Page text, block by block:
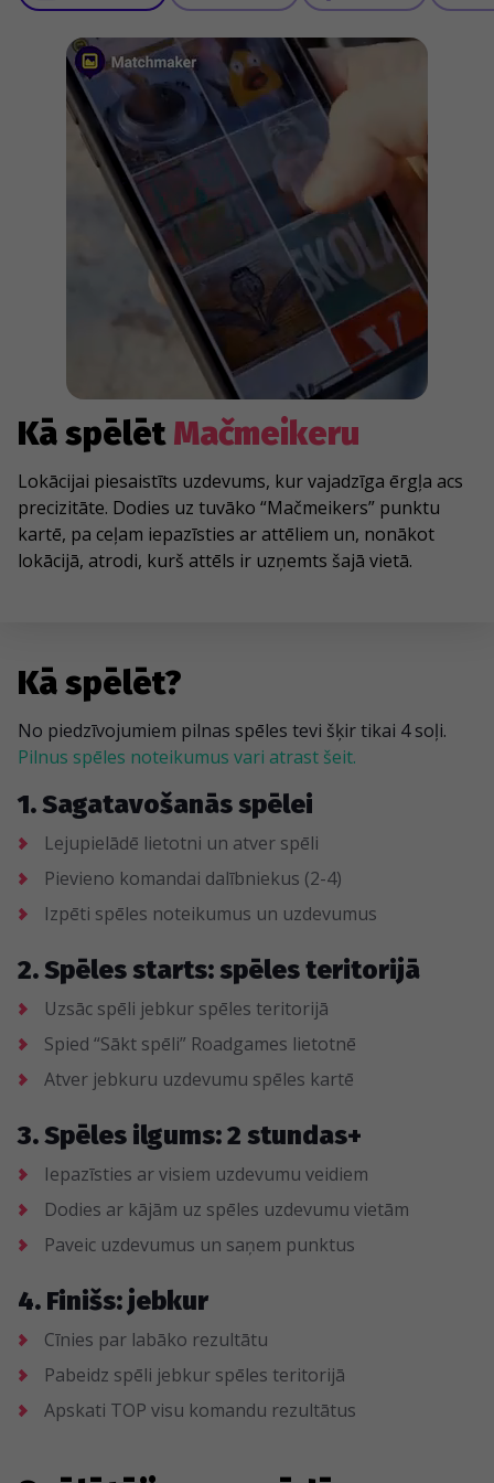
Kā spēlētMačmeikeru
Lokācijai piesaistīts uzdevums, kur vajadzīga ērgļa acs
precizitāte. Dodies uz tuvāko “Mačmeikers” punktu
kartē, pa ceļam iepazīsties ar attēliem un, nonākot
lokācijā, atrodi, kurš attēls ir uzņemts šajā vietā.
Kā spēlēt?
No piedzīvojumiem pilnas spēles tevi šķir tikai 4 soļi.
Pilnus spēles noteikumus vari atrast šeit.
1. Sagatavošanās spēlei
Lejupielādē lietotni un atver spēli
Pievieno komandai dalībniekus (2-4)
Izpēti spēles noteikumus un uzdevumus
2. Spēles starts: spēles teritorijā
Uzsāc spēli jebkur spēles teritorijā
Spied “Sākt spēli” Roadgames lietotnē
Atver jebkuru uzdevumu spēles kartē
3. Spēles ilgums: 2 stundas+
Iepazīsties ar visiem uzdevumu veidiem
Dodies ar kājām uz spēles uzdevumu vietām
Paveic uzdevumus un saņem punktus
4. Finišs: jebkur
Cīnies par labāko rezultātu
Pabeidz spēli jebkur spēles teritorijā
Apskati TOP visu komandu rezultātus